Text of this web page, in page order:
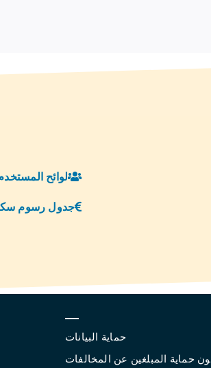
لوائح
جدول رسوم
حماية البيانات
حماية المبلغين عن المخالفات